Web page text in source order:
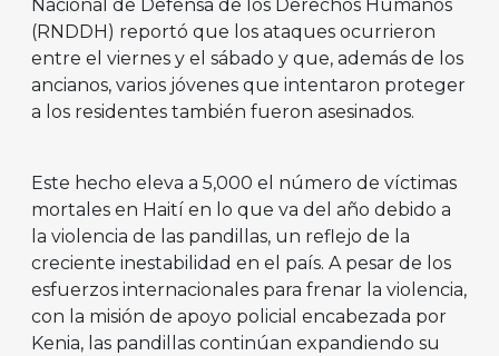
Nacional de Defensa de los Derechos Humanos
(RNDDH) reportó que los ataques ocurrieron
entre el viernes y el sábado y que, además de los
ancianos, varios jóvenes que intentaron proteger
a los residentes también fueron asesinados.
Este hecho eleva a 5,000 el número de víctimas
mortales en Haití en lo que va del año debido a
la violencia de las pandillas, un reflejo de la
creciente inestabilidad en el país. A pesar de los
esfuerzos internacionales para frenar la violencia,
con la misión de apoyo policial encabezada por
Kenia, las pandillas continúan expandiendo su